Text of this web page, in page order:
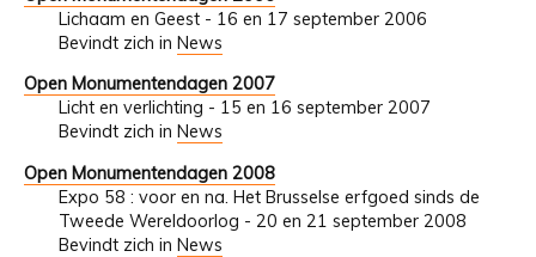
Lichaam en Geest - 16 en 17 september 2006
Bevindt zich in News
Open Monumentendagen 2007
Licht en verlichting - 15 en 16 september 2007
Bevindt zich in News
Open Monumentendagen 2008
Expo 58 : voor en na. Het Brusselse erfgoed sinds de
Tweede Wereldoorlog - 20 en 21 september 2008
Bevindt zich in News